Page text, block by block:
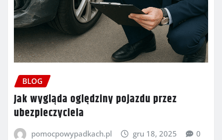
BLOG
Jak wygląda oględziny pojazdu przez
ubezpieczyciela
pomocpowypadkach.pl gru 18, 2025 0